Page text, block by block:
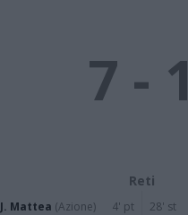
7 - 1
Reti
J. Mattea (Azione)
4' pt
28' st